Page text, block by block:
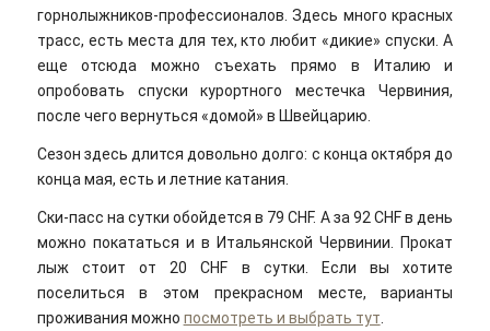
горнолыжников-профессионалов. Здесь много красных
трасс, есть места для тех, кто любит «дикие» спуски. А
еще отсюда можно съехать прямо в Италию и
опробовать спуски курортного местечка Червиния,
после чего вернуться «домой» в Швейцарию.
Сезон здесь длится довольно долго: с конца октября до
конца мая, есть и летние катания.
Ски-пасс на сутки обойдется в 79 CHF. А за 92 CHF в день
можно покататься и в Итальянской Червинии. Прокат
лыж стоит от 20 CHF в сутки. Если вы хотите
поселиться в этом прекрасном месте, варианты
проживания можно посмотреть и выбрать тут